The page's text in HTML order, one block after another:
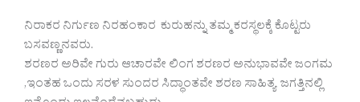
ನಿರಾಕರ ನಿರ್ಗುಣ ನಿರಹಂಕಾರ ಕುರುಹನ್ನು ತಮ್ಮ ಕರಸ್ಥಲಕ್ಕೆ ಕೊಟ್ಟರು
ಬಸವಣ್ಣನವರು.
ಶರಣರ ಅರಿವೇ ಗುರು ಆಚಾರವೇ ಲಿಂಗ ಶರಣರ ಅನುಭಾವವೇ ಜಂಗಮ
,ಇಂತಹ ಒಂದು ಸರಳ ಸುಂದರ ಸಿದ್ಧಾಂತವೇ ಶರಣ ಸಾಹಿತ್ಯ ಜಗತ್ತಿನಲ್ಲಿ